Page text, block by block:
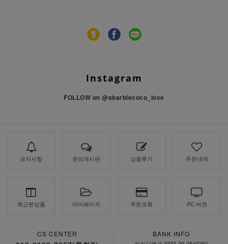
Instagram
FOLLOW on @sbarbiecoco_love
공지사항 문의게시판 상품후기 주문내역
최근본상품 마이페이지 주문조회 PC 버젼
CS CENTER BANK INFO